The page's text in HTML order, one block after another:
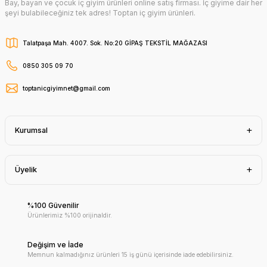
Bay, bayan ve çocuk iç giyim ürünleri online satış firması. İç giyime dair her
şeyi bulabileceğiniz tek adres! Toptan iç giyim ürünleri.
Talatpaşa Mah. 4007. Sok. No:20 GİPAŞ TEKSTİL MAĞAZASI
0850 305 09 70
toptanicgiyimnet@gmail.com
Kurumsal
Üyelik
%100 Güvenilir
Ürünlerimiz %100 orijinaldir.
Değişim ve İade
Memnun kalmadığınız ürünleri 15 iş günü içerisinde iade edebilirsiniz.